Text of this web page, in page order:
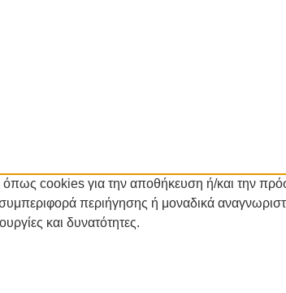
όπως cookies για την αποθήκευση ή/και την
περιήγησης ή μοναδικά
και δυνατότητες.